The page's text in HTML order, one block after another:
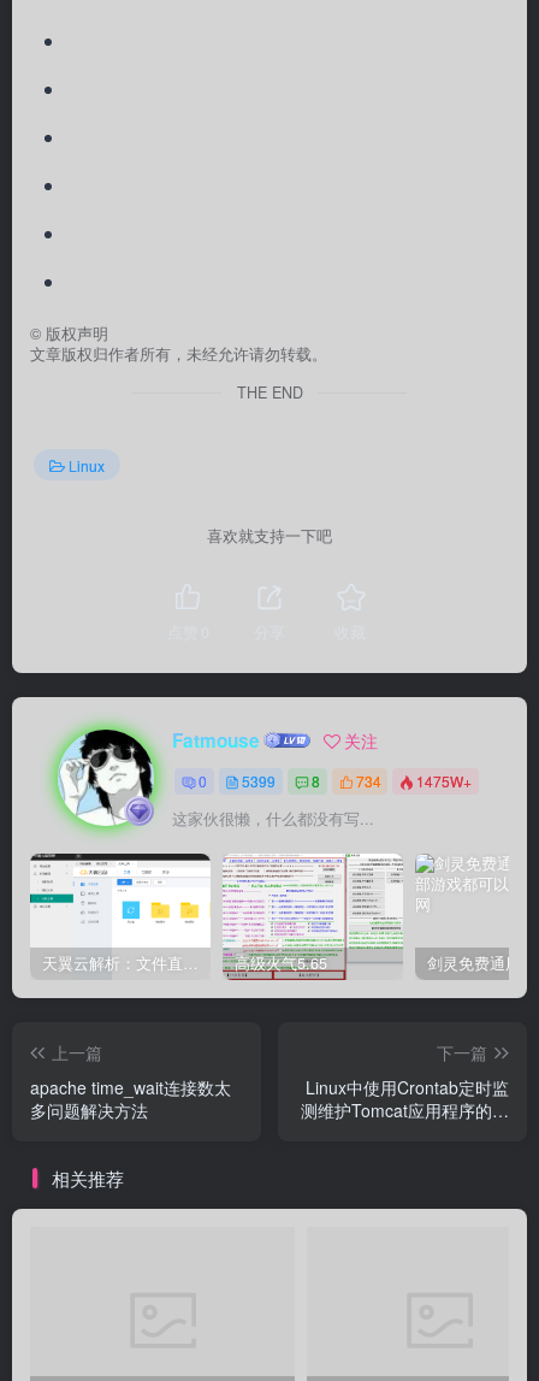
© 版权声明
文章版权归作者所有，未经允许请勿转载。
THE END
Linux
喜欢就支持一下吧
Fatmouse 关注
0 5399 8 734 1475W+
这家伙很懒，什么都没有写...
天翼云解析：文件直链获取源码 高级火气5.65
上一篇
apache time_wait连接数太
多问题解决方法
下一篇
Linux中使用Crontab定时监
测维护Tomcat应用程序的方
相关推荐